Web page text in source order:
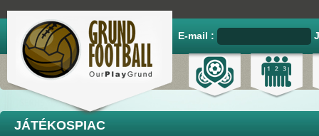
E-mail :
JÁTÉKOSPIAC